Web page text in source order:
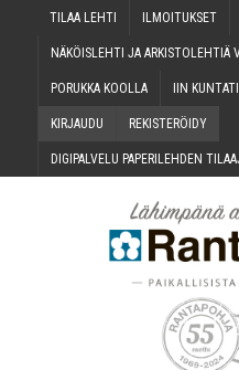
TILAA LEH­TI ILMOI­TUK­SET
NÄKÖIS­LEH­TI JA ARKIS­TO­LEH­TIÄ
PORUK­KA KOOLLA IIN
KIR­JAU­DU REKIS­TE­RÖI­DY
DIGI­PAL­VE­LU PAPE­RI­LEH­DEN